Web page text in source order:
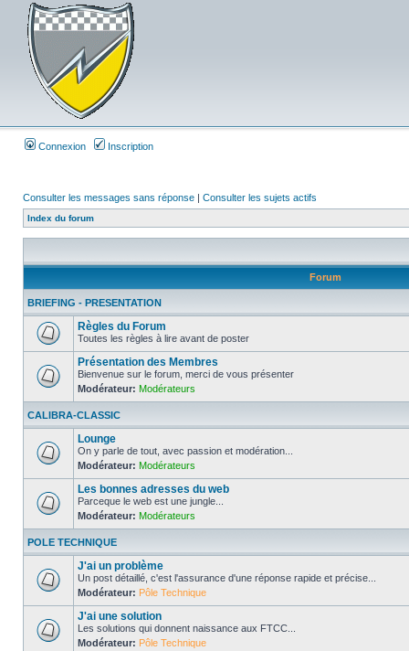
Connexion Inscription
Consulter les messages sans réponse | Consulter les sujets actifs
Index du forum
Forum
BRIEFING - PRESENTATION
Règles du Forum
Toutes les règles à lire avant de poster
Présentation des Membres
Bienvenue sur le forum, merci de vous présenter
Modérateur: Modérateurs
CALIBRA-CLASSIC
Lounge
On y parle de tout, avec passion et modération...
Modérateur: Modérateurs
Les bonnes adresses du web
Parceque le web est une jungle...
Modérateur: Modérateurs
POLE TECHNIQUE
J'ai un problème
Un post détaillé, c'est l'assurance d'une réponse rapide et précise...
Modérateur: Pôle Technique
J'ai une solution
Les solutions qui donnent naissance aux FTCC...
Modérateur: Pôle Technique